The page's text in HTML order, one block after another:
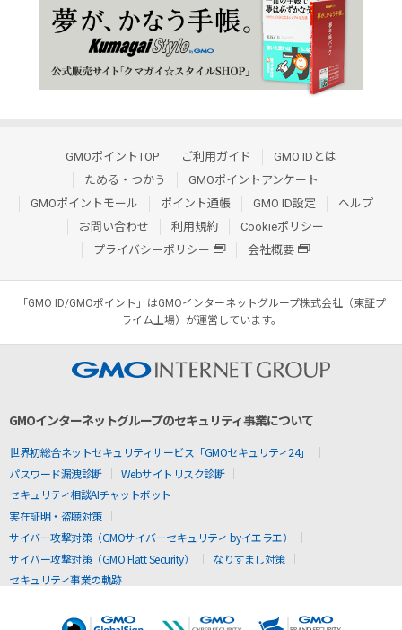
GMOポイントTOP ご利用ガイド
GMO IDとは
ためる・つかう
GMOポイントアンケート
GMOポイントモール
ポイント通帳 GMO ID設定
ヘルプ
お問い合わせ
利用規約
Cookieポリシー
プライバシーポリシー
会社概要
「GMO ID/GMOポイント」はGMOインターネットグループ株式会社（東証プ
ライム上場）が運営しています。
GMOインターネットグループのセキュリティ事業について
世界初総合ネットセキュリティサービス「GMOセキュリティ24」
パスワード漏洩診断
Webサイトリスク診断
セキュリティ相談AIチャットボット
実在証明・盗聴対策
サイバー攻撃対策（GMOサイバーセキュリティ byイエラエ）
サイバー攻撃対策（GMO Flatt Security）
なりすまし対策
セキュリティ事業の軌跡